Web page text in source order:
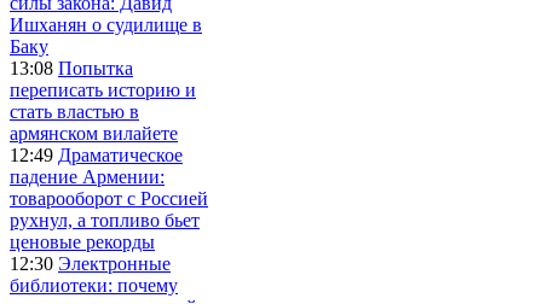
Ишханян о судилище в
Баку
13:08 Попытка
переписать историю и
стать властью в
армянском вилайете
12:49 Драматическое
падение Армении:
товарооборот с Россией
рухнул, а топливо бьет
ценовые рекорды
12:30 Электронные
библиотеки: почему